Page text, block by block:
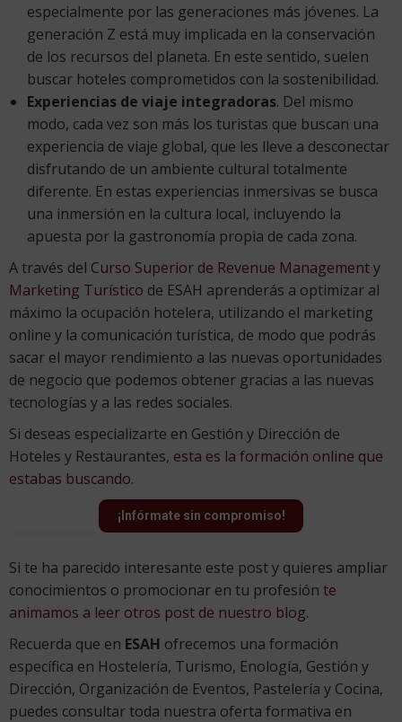
especialmente por las generaciones más jóvenes. La
generación Z está muy implicada en la conservación
de los recursos del planeta. En este sentido, suelen
buscar hoteles comprometidos con la sostenibilidad.
Experiencias de viaje integradoras. Del mismo
modo, cada vez son más los turistas que buscan una
experiencia de viaje global, que les lleve a desconectar
disfrutando de un ambiente cultural totalmente
diferente. En estas experiencias inmersivas se busca
una inmersión en la cultura local, incluyendo la
apuesta por la gastronomía propia de cada zona.
A través del Curso Superior de Revenue Management y
Marketing Turístico de ESAH aprenderás a optimizar al
máximo la ocupación hotelera, utilizando el marketing
online y la comunicación turística, de modo que podrás
sacar el mayor rendimiento a las nuevas oportunidades
de negocio que podemos obtener gracias a las nuevas
tecnologías y a las redes sociales.
Si deseas especializarte en Gestión y Dirección de
Hoteles y Restaurantes, esta es la formación online que
estabas buscando.
¡Infórmate sin compromiso!
Si te ha parecido interesante este post y quieres ampliar
conocimientos o promocionar en tu profesión te
animamos a leer otros post de nuestro blog.
Recuerda que en ESAH ofrecemos una formación
específica en Hostelería, Turismo, Enología, Gestión y
Dirección, Organización de Eventos, Pastelería y Cocina,
puedes consultar toda nuestra oferta formativa en